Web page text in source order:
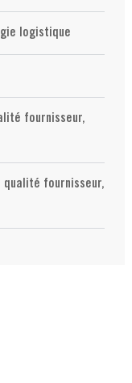
logistique
fournisseur,
qualité fournisseur,